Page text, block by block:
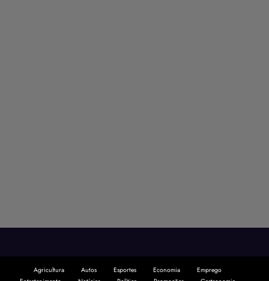
Agricultura Autos Esportes Economia
Emprego